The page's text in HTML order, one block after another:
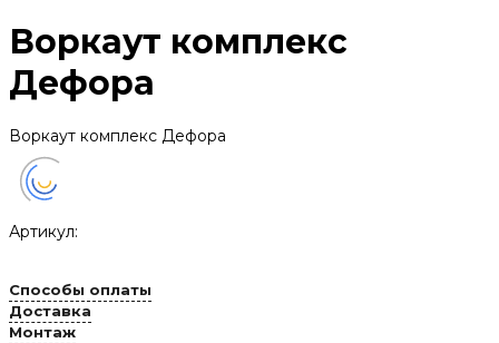
Воркаут комплекс
Дефора
Воркаут комплекс Дефора
Артикул:
Способы оплаты
Доставка
Монтаж